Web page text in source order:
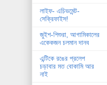
লাইফ- এচিভমেন্ট-
সেক্রিফাইস!
জুইশ-শিশুরা, আগামিকালের
একেকজন চলমান দানব
এন্টিকে রঙের প্রলেপ
চড়াবার মত বোকামি আর
নাই